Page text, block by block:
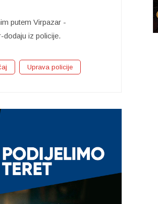
putem Virpazar -
dodaju iz policije.
Uprava policije